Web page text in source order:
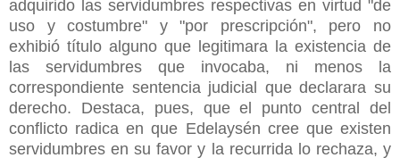
adquirido las servidumbres respectivas en virtud "de
uso y costumbre" y "por prescripción", pero no
exhibió título alguno que legitimara la existencia de
las servidumbres que invocaba, ni menos la
correspondiente sentencia judicial que declarara su
derecho. Destaca, pues, que el punto central del
conflicto radica en que Edelaysén cree que existen
servidumbres en su favor y la recurrida lo rechaza, y